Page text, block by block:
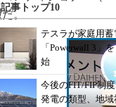
。
事トップ10
テスラが家庭用蓄
「Powerwall 3」
始
今後のFIT/FIP制
発電の類型、地